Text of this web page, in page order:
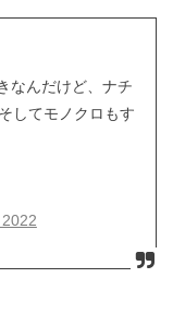
なんだけど、ナチ
そしてモノクロもす